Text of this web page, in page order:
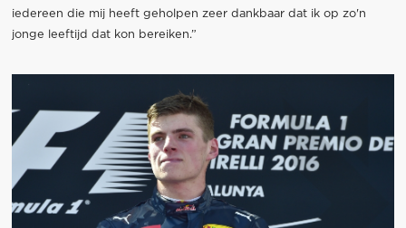
iedereen die mij heeft geholpen zeer dankbaar dat ik op zo'n
jonge leeftijd dat kon bereiken.”